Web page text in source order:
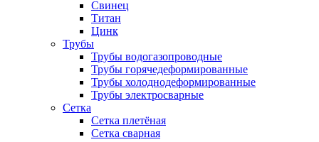
Свинец
Титан
Цинк
Трубы
Трубы водогазопроводные
Трубы горячедеформированные
Трубы холоднодеформированные
Трубы электросварные
Сетка
Сетка плетёная
Сетка сварная